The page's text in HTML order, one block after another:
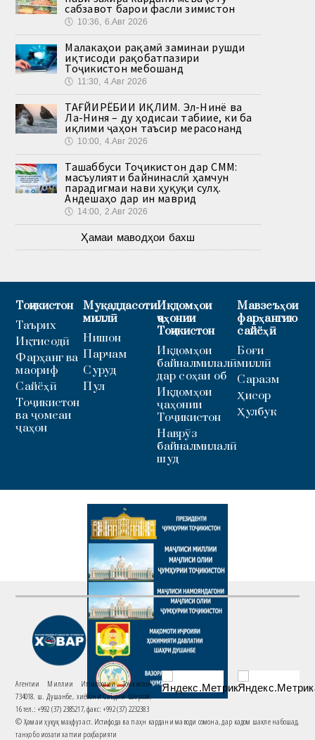
сабзавот барои фасли зимистон
🕔 10:36, 6.Авг 2026
Малакаҳои рақамӣ заминаи рушди
иқтисоди рақобатпазири
Тоҷикистон мебошанд
🕔 11:30, 4.Авг 2026
ТАҒЙИРЁБИИ ИҚЛИМ. Эл-Нинё ва
Ла-Ниня – ду ҳодисаи табиие, ки ба
иқлими ҷаҳон таъсир мерасонанд
🕔 10:00, 4.Авг 2026
Ташаббуси Тоҷикистон дар СММ:
масъулияти байнинаслӣ ҳамчун
парадигмаи нави ҳуқуқи сулҳ.
Андешаҳо дар ин маврид
🕔 14:00, 2.Авг 2026
Ҳамаи маводҳои бахш
Тоҷикистон
Таърих
Иқтисодӣ
Фарҳанг ва
маориф
Сайёҳӣ
Тоҷикистон
ва ҷомеаи
ҷаҳон
Муқаддасоти
миллӣ
Нишон
Парчам
Суруд
Пул
Иқдомҳои
ҷаҳонии
Тоҷикистон
Иқдомҳои
байналмилалӣ
дар соҳаи об
Иқдомҳои
ҷаҳонии
Тоҷикистон
Наврӯз
байналмилалӣ
шуд
Мавзеъҳои
фарҳангию
сайёҳӣ
Боғи
миллӣ
Саразм
Ҳисор
Ҳулбук
Агентии Миллии Иттилоотии Тоҷикистон
734018. ш. Душанбе, хиёбони Саъдии Шерозӣ,
16 тел.: +992 (37) 2385217, факс: +992 (37) 2232383
© Ҳамаи ҳуқуқ маҳфуз аст. Истифода ва паҳн кардани маводи сомона, дар кадом шакле набошад,
танҳо бо иҷозати хаттии роҳбарияти